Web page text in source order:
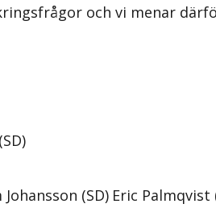
och vi menar
(SD) Eric Palmqvist